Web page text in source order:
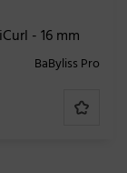
- 16 mm
BaByliss Pro